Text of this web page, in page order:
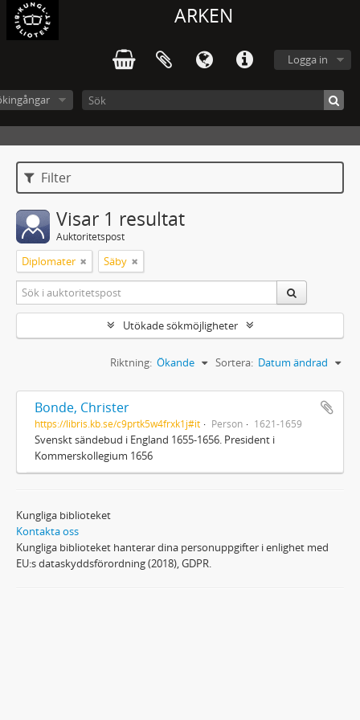
ARKEN
Logga in
Filter
Visar 1 resultat
Auktoritetspost
Diplomater Säby
Utökade sökmöjligheter
Sortera: Datum ändrad
Riktning: Ökande
Bonde, Christer
https://libris.kb.se/c9prtk5w4frxk1j#it Person 1621-1659
Svenskt sändebud i England 1655-1656. President i
Kommerskollegium 1656
Kungliga biblioteket
Kontakta oss
Kungliga biblioteket hanterar dina personuppgifter i enlighet med
EU:s dataskyddsförordning (2018), GDPR.